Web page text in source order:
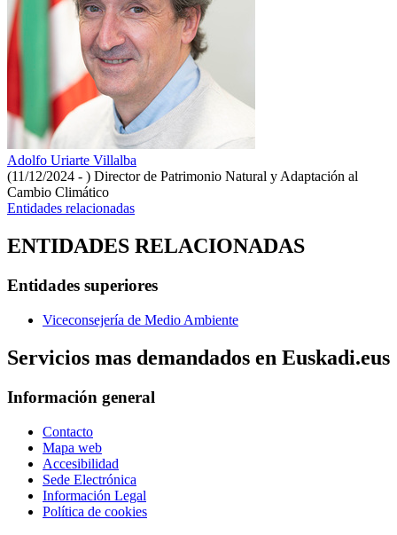
Adolfo Uriarte Villalba
(11/12/2024 - ) Director de Patrimonio Natural y Adaptación al
Cambio Climático
Entidades relacionadas
ENTIDADES RELACIONADAS
Entidades superiores
Viceconsejería de Medio Ambiente
Servicios mas demandados en Euskadi.eus
Información general
Contacto
Mapa web
Accesibilidad
Sede Electrónica
Información Legal
Política de cookies